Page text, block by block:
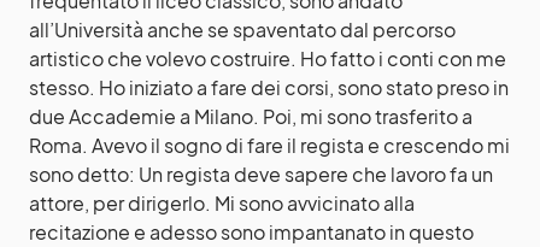
all’Università anche se spaventato dal percorso
artistico che volevo costruire. Ho fatto i conti con me
stesso. Ho iniziato a fare dei corsi, sono stato preso in
due Accademie a Milano. Poi, mi sono trasferito a
Roma. Avevo il sogno di fare il regista e crescendo mi
sono detto: Un regista deve sapere che lavoro fa un
attore, per dirigerlo. Mi sono avvicinato alla
recitazione e adesso sono impantanato in questo